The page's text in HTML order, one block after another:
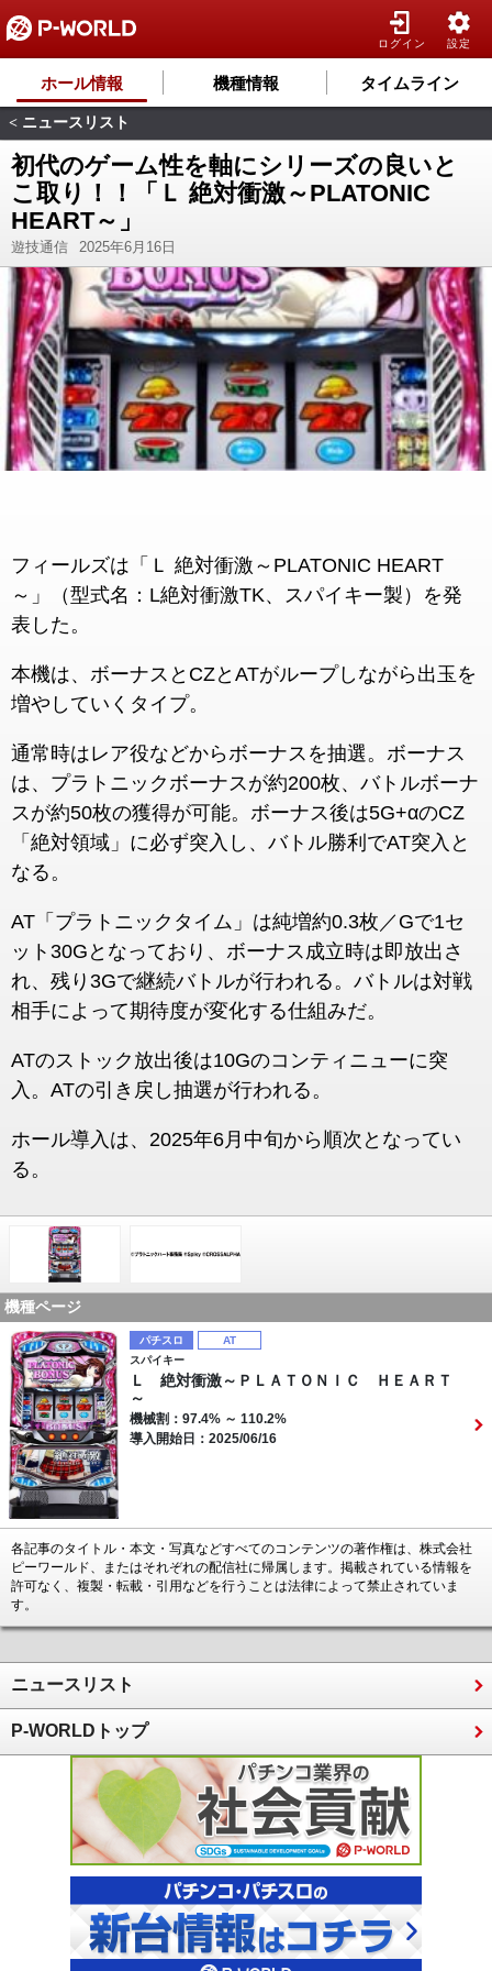
ログイン 設定
ホール情報 機種情報 タイムライン
< ニュースリスト
初代のゲーム性を軸にシリーズの良いと
こ取り！！「Ｌ 絶対衝激～PLATONIC
HEART～」
遊技通信 2025年6月16日
フィールズは「Ｌ 絶対衝激～PLATONIC HEART
～」（型式名：L絶対衝激TK、スパイキー製）を発
表した。
本機は、ボーナスとCZとATがループしながら出玉を
増やしていくタイプ。
通常時はレア役などからボーナスを抽選。ボーナス
は、プラトニックボーナスが約200枚、バトルボーナ
スが約50枚の獲得が可能。ボーナス後は5G+αのCZ
「絶対領域」に必ず突入し、バトル勝利でAT突入と
なる。
AT「プラトニックタイム」は純増約0.3枚／Gで1セ
ット30Gとなっており、ボーナス成立時は即放出さ
れ、残り3Gで継続バトルが行われる。バトルは対戦
相手によって期待度が変化する仕組みだ。
ATのストック放出後は10Gのコンティニューに突
入。ATの引き戻し抽選が行われる。
ホール導入は、2025年6月中旬から順次となってい
る。
機種ページ
パチスロ
AT
スパイキー
Ｌ 絶対衝激～ＰＬＡＴＯＮＩＣ ＨＥＡＲＴ
～
機械割：97.4% ～ 110.2%
導入開始日：2025/06/16
各記事のタイトル・本文・写真などすべてのコンテンツの著作権は、株式会社
ピーワールド、またはそれぞれの配信社に帰属します。掲載されている情報を
許可なく、複製・転載・引用などを行うことは法律によって禁止されていま
す。
ニュースリスト
P-WORLDトップ